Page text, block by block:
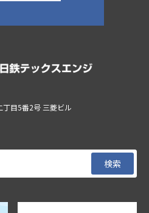
目5番2号 三菱ビル
検索